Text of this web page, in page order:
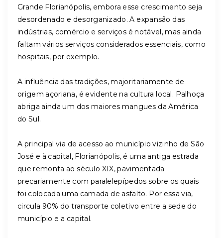
Grande Florianópolis, embora esse crescimento seja
desordenado e desorganizado. A expansão das
indústrias, comércio e serviços é notável, mas ainda
faltam vários serviços considerados essenciais, como
hospitais, por exemplo.
A influência das tradições, majoritariamente de
origem açoriana, é evidente na cultura local. Palhoça
abriga ainda um dos maiores mangues da América
do Sul.
A principal via de acesso ao município vizinho de São
José e à capital, Florianópolis, é uma antiga estrada
que remonta ao século XIX, pavimentada
precariamente com paralelepípedos sobre os quais
foi colocada uma camada de asfalto. Por essa via,
circula 90% do transporte coletivo entre a sede do
município e a capital.